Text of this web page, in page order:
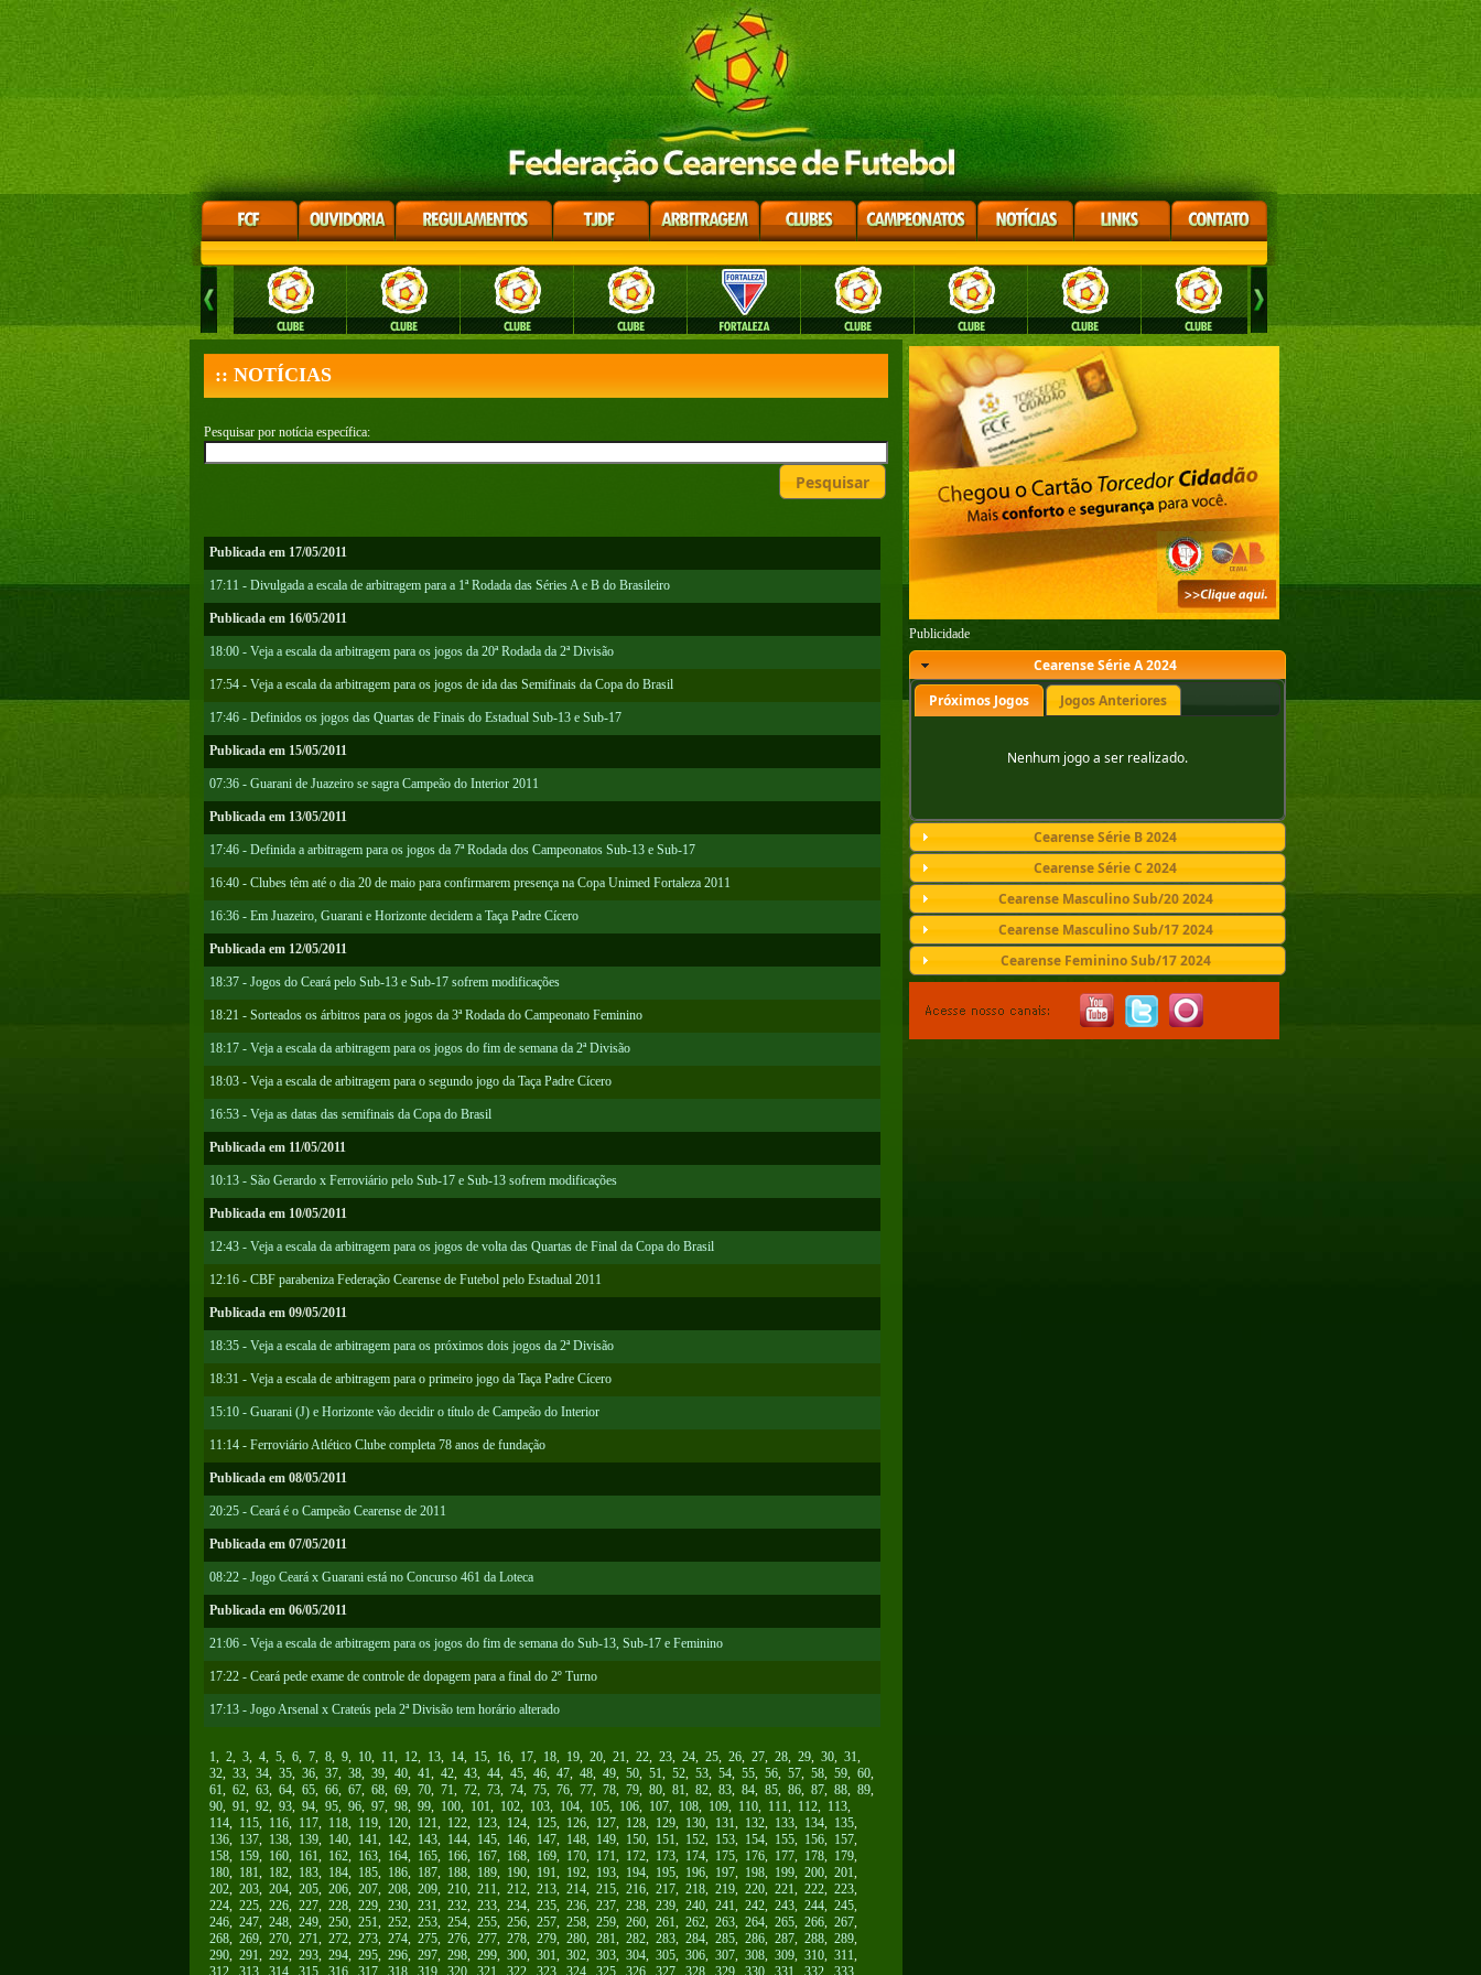
:: NOTÍCIAS
Pesquisar por notícia específica:
Pesquisar
Publicada em 17/05/2011
17:11 - Divulgada a escala de arbitragem para a 1ª Rodada das Séries A e B do Brasileiro
Publicada em 16/05/2011
18:00 - Veja a escala da arbitragem para os jogos da 20ª Rodada da 2ª Divisão
17:54 - Veja a escala da arbitragem para os jogos de ida das Semifinais da Copa do Brasil
17:46 - Definidos os jogos das Quartas de Finais do Estadual Sub-13 e Sub-17
Publicada em 15/05/2011
07:36 - Guarani de Juazeiro se sagra Campeão do Interior 2011
Publicada em 13/05/2011
17:46 - Definida a arbitragem para os jogos da 7ª Rodada dos Campeonatos Sub-13 e Sub-17
16:40 - Clubes têm até o dia 20 de maio para confirmarem presença na Copa Unimed Fortaleza 2011
16:36 - Em Juazeiro, Guarani e Horizonte decidem a Taça Padre Cícero
Publicada em 12/05/2011
18:37 - Jogos do Ceará pelo Sub-13 e Sub-17 sofrem modificações
18:21 - Sorteados os árbitros para os jogos da 3ª Rodada do Campeonato Feminino
18:17 - Veja a escala da arbitragem para os jogos do fim de semana da 2ª Divisão
18:03 - Veja a escala de arbitragem para o segundo jogo da Taça Padre Cícero
16:53 - Veja as datas das semifinais da Copa do Brasil
Publicada em 11/05/2011
10:13 - São Gerardo x Ferroviário pelo Sub-17 e Sub-13 sofrem modificações
Publicada em 10/05/2011
12:43 - Veja a escala da arbitragem para os jogos de volta das Quartas de Final da Copa do Brasil
12:16 - CBF parabeniza Federação Cearense de Futebol pelo Estadual 2011
Publicada em 09/05/2011
18:35 - Veja a escala de arbitragem para os próximos dois jogos da 2ª Divisão
18:31 - Veja a escala de arbitragem para o primeiro jogo da Taça Padre Cícero
15:10 - Guarani (J) e Horizonte vão decidir o título de Campeão do Interior
11:14 - Ferroviário Atlético Clube completa 78 anos de fundação
Publicada em 08/05/2011
20:25 - Ceará é o Campeão Cearense de 2011
Publicada em 07/05/2011
08:22 - Jogo Ceará x Guarani está no Concurso 461 da Loteca
Publicada em 06/05/2011
21:06 - Veja a escala de arbitragem para os jogos do fim de semana do Sub-13, Sub-17 e Feminino
17:22 - Ceará pede exame de controle de dopagem para a final do 2º Turno
17:13 - Jogo Arsenal x Crateús pela 2ª Divisão tem horário alterado
1, 2, 3, 4, 5, 6, 7, 8, 9, 10, 11, 12, 13, 14, 15, 16, 17, 18, 19, 20, 21, 22, 23, 24, 25, 26, 27, 28, 29, 30, 31,
32, 33, 34, 35, 36, 37, 38, 39, 40, 41, 42, 43, 44, 45, 46, 47, 48, 49, 50, 51, 52, 53, 54, 55, 56, 57, 58, 59, 60,
61, 62, 63, 64, 65, 66, 67, 68, 69, 70, 71, 72, 73, 74, 75, 76, 77, 78, 79, 80, 81, 82, 83, 84, 85, 86, 87, 88, 89,
90, 91, 92, 93, 94, 95, 96, 97, 98, 99, 100, 101, 102, 103, 104, 105, 106, 107, 108, 109, 110, 111, 112, 113,
114, 115, 116, 117, 118, 119, 120, 121, 122, 123, 124, 125, 126, 127, 128, 129, 130, 131, 132, 133, 134, 135,
136, 137, 138, 139, 140, 141, 142, 143, 144, 145, 146, 147, 148, 149, 150, 151, 152, 153, 154, 155, 156, 157,
158, 159, 160, 161, 162, 163, 164, 165, 166, 167, 168, 169, 170, 171, 172, 173, 174, 175, 176, 177, 178, 179,
180, 181, 182, 183, 184, 185, 186, 187, 188, 189, 190, 191, 192, 193, 194, 195, 196, 197, 198, 199, 200, 201,
202, 203, 204, 205, 206, 207, 208, 209, 210, 211, 212, 213, 214, 215, 216, 217, 218, 219, 220, 221, 222, 223,
224, 225, 226, 227, 228, 229, 230, 231, 232, 233, 234, 235, 236, 237, 238, 239, 240, 241, 242, 243, 244, 245,
246, 247, 248, 249, 250, 251, 252, 253, 254, 255, 256, 257, 258, 259, 260, 261, 262, 263, 264, 265, 266, 267,
268, 269, 270, 271, 272, 273, 274, 275, 276, 277, 278, 279, 280, 281, 282, 283, 284, 285, 286, 287, 288, 289,
290, 291, 292, 293, 294, 295, 296, 297, 298, 299, 300, 301, 302, 303, 304, 305, 306, 307, 308, 309, 310, 311,
312, 313, 314, 315, 316, 317, 318, 319, 320, 321 322, 323, 324, 325, 326, 327, 328, 329, 330, 331 332, 333,
Publicidade
Cearense Série A 2024
Próximos Jogos
Jogos Anteriores
Nenhum jogo a ser realizado.
Cearense Série B 2024
Cearense Série C 2024
Cearense Masculino Sub/20 2024
Cearense Masculino Sub/17 2024
Cearense Feminino Sub/17 2024